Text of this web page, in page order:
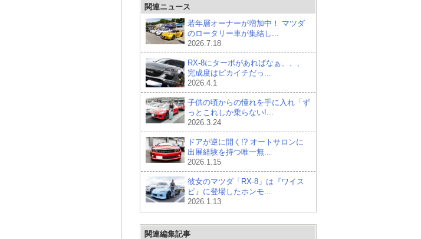
関連ニュース
若年層オーナーが増加中！ マツダ
のロータリー車が集結し...
2026.7.18
RX-8にターボがあればなぁ、、、
完成度はピカイチだっ...
2026.4.1
子供の頃からの憧れを手に入れ「ず
っとこれしか乗らない!...
2026.3.24
ドアが逆に開く!? オートサロンに
出展経験を持つ唯一無...
2026.1.15
彼女のマツダ「RX-8」は『ワイス
ピ』に登場したホンモ...
2026.1.13
関連編集記事